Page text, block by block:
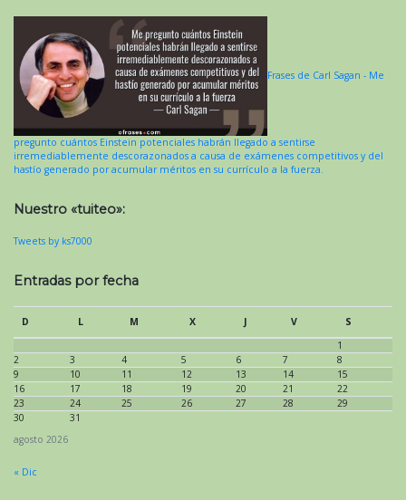
Frases de Carl Sagan - Me
pregunto cuántos Einstein potenciales habrán llegado a sentirse
irremediablemente descorazonados a causa de exámenes competitivos y del
hastío generado por acumular méritos en su currículo a la fuerza.
Nuestro «tuiteo»:
Tweets by ks7000
Entradas por fecha
agosto 2026
D L M X J V
S
1
2
3 4 5 6 7
8
9
10 11 12 13 14
15
16
17 18 19 20 21
22
23
24 25 26 27 28
29
30
31
« Dic